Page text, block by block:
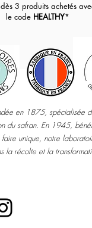
3 produits achetés
le code HEALTHY*
en 1875, spécialisée
du safran. En 1945,
faire unique, notre
la récolte et la